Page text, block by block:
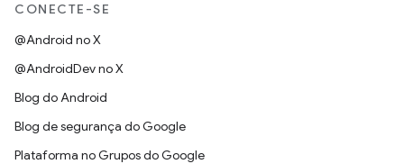
CONECTE-SE
@Android no X
@AndroidDev no X
Blog do Android
Blog de segurança do Google
Plataforma no Grupos do Google